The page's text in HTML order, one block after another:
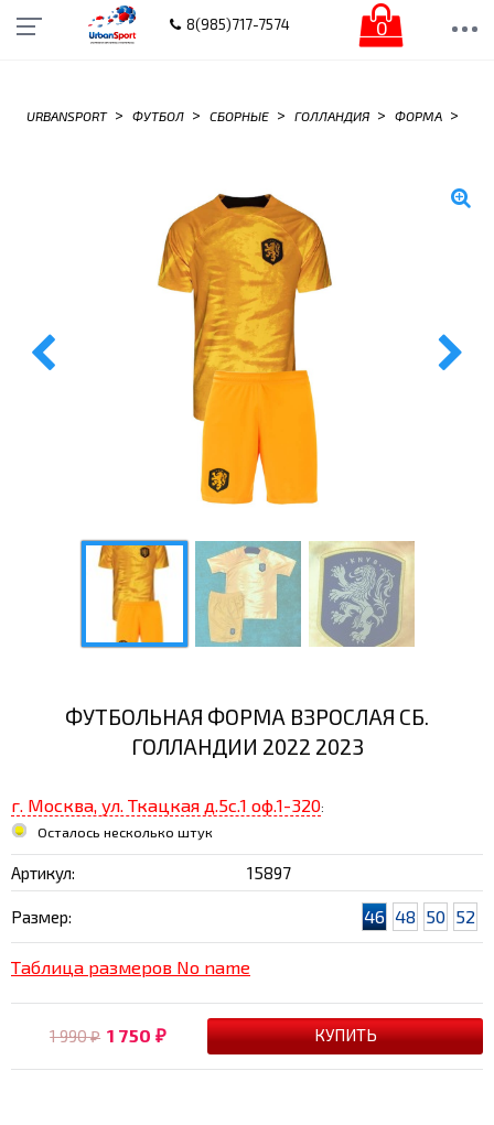
8(985)717-7574 0
URBANSPORT > ФУТБОЛ > СБОРНЫЕ > ГОЛЛАНДИЯ > ФОРМА >
ФУТБОЛЬНАЯ ФОРМА ВЗРОСЛАЯ СБ.
ГОЛЛАНДИИ 2022 2023
г. Москва, ул. Ткацкая д.5с.1 оф.1-320:
Осталось несколько штук
Артикул: 15897
Размер: 46 48 50 52
Таблица размеров No name
1 990₽ 1 750₽